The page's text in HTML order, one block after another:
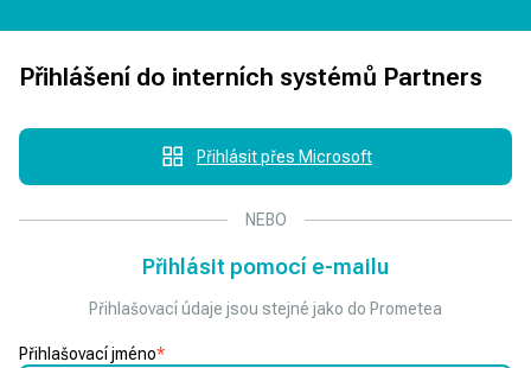
Přihlášení do interních systémů Partners
Přihlásit přes Microsoft
NEBO
Přihlásit pomocí e-mailu
Přihlašovací údaje jsou stejné jako do Prometea
Přihlašovací jméno*